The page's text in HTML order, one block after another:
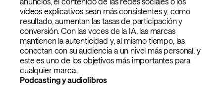
vídeos explicativos sean más consistentes y, como
resultado, aumentan las tasas de participación y
conversión. Con las voces de la IA, las marcas
mantienen la autenticidad y, al mismo tiempo, las
conectan con su audiencia a un nivel más personal, y
este es uno de los objetivos más importantes para
cualquier marca.
Podcasting y audiolibros